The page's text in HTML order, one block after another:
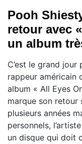
Pooh
retour avec
un album
C’est le grand
rappeur américain
album « All Eyes
marque son retour
plusieurs années
personnels,
un disque qui doit